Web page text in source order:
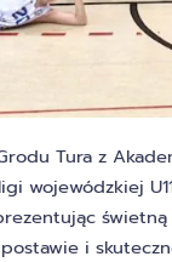
Tura z
wojewódzkiej
i